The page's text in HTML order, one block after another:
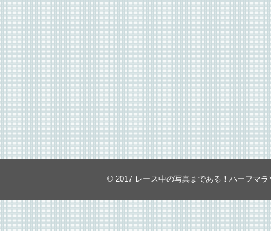
© 2017 レース中の写真まである！ハーフマ